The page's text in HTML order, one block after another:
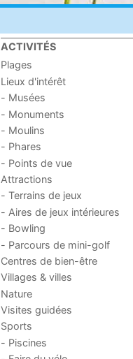
ACTIVITÉS
Plages
Lieux d'intérêt
- Musées
- Monuments
- Moulins
- Phares
- Points de vue
Attractions
- Terrains de jeux
- Aires de jeux intérieures
- Bowling
- Parcours de mini-golf
Centres de bien-être
Villages & villes
Nature
Visites guidées
Sports
- Piscines